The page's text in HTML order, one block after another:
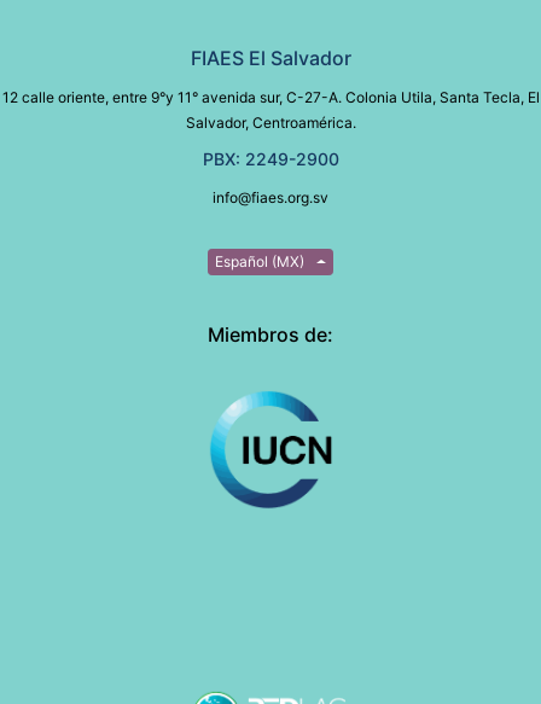
FIAES El Salvador
12 calle oriente, entre 9°y 11° avenida sur, C-27-A. Colonia Utila, Santa Tecla, El
Salvador, Centroamérica.
PBX: 2249-2900
info@fiaes.org.sv
Español (MX)
Miembros de: